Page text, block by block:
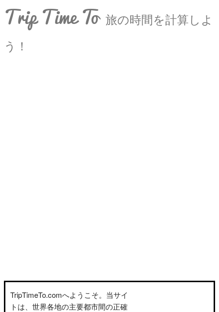
Trip Time To 旅の時間を計算しよ
う！
TripTimeTo.comへようこそ。当サイ
トは、世界各地の主要都市間の正確